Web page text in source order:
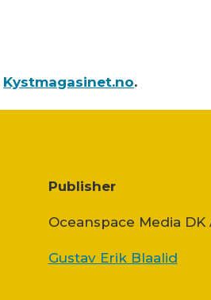
Kystmagasinet.no.
Publisher
Oceanspace Media DK
Gustav Erik Blaalid